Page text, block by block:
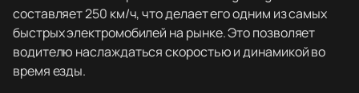
составляет 250 км/ч, что делает его одним из самых
быстрых электромобилей на рынке. Это позволяет
водителю наслаждаться скоростью и динамикой во
время езды.